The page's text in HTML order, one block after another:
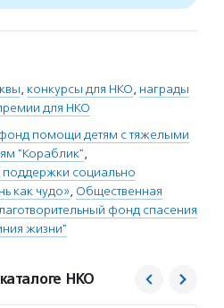
, конкурсы для НКО, награды
для НКО
помощи детям с тяжелыми
"Кораблик",
поддержки социально
как чудо», Общественная
фонд спасения
жизни"
НКО